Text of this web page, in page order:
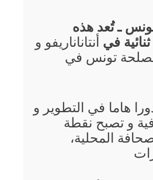
ـ تُعد هذه
في أنتاناناريفو و
مصلحة تونس في
هاما في التطوير و
و تصبح نقطة
المحلية،